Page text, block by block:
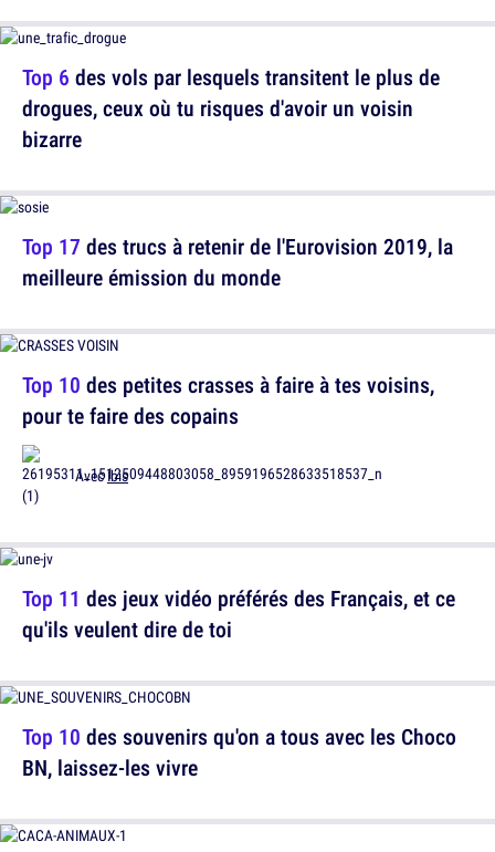
Top 17 des trucs à retenir de l'Eurovision 2019, la
meilleure émission du monde
Top 11 des jeux vidéo préférés des Français, et ce
qu'ils veulent dire de toi
Top 6 des vols par lesquels transitent le plus de
drogues, ceux où tu risques d'avoir un voisin
bizarre
Top 10 des petites crasses à faire à tes voisins,
pour te faire des copains
AvecIbis
Top 10 des souvenirs qu'on a tous avec les Choco
BN, laissez-les vivre